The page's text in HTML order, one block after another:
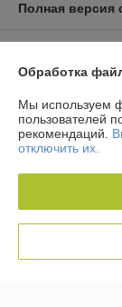
Полная версия
Информация для
г. Минск, ул.
УНП: 192944757
Обработка
Мы используем
пользователей
рекомендаций.
отключить их.